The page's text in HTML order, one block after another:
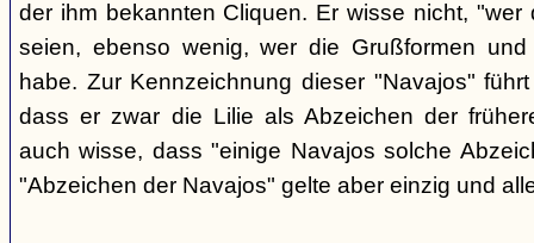
der ihm bekannten Cliquen. Er wisse nicht, "wer
seien, ebenso wenig, wer die Grußformen
habe. Zur Kennzeichnung dieser "Navajos"
dass er zwar die Lilie als Abzeichen der
auch wisse, dass "einige Navajos solche
"Abzeichen der Navajos" gelte aber einzig und